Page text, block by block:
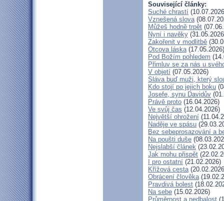
Související články:
Suché chrastí
Vznešená slova
Můžeš hodně trpět
Nyní i navěky
Zakořenit v modlitbě
Otcova láska(17.05.2026)
Pod Božím pohledem
Přimluv se za nás u
V objetí (07.05.2026)
Sláva buď muži, který
Kdo stojí po jejich boku
Josefe, synu Davidův
Právě proto (16.04.2026)
Ve svůj čas (12.04.2026)
Největší ohrožení
Naděje ve spásu
Bez sebeprosazování a
Na poušti duše
Nejslabší článek
Jak mohu přispět
I pro ostatní (21.02.2026)
Křížová cesta
Obrácení člověka
Pravdivá bolest
Na sebe (15.02.2026)
Průměrnost a nedbalost